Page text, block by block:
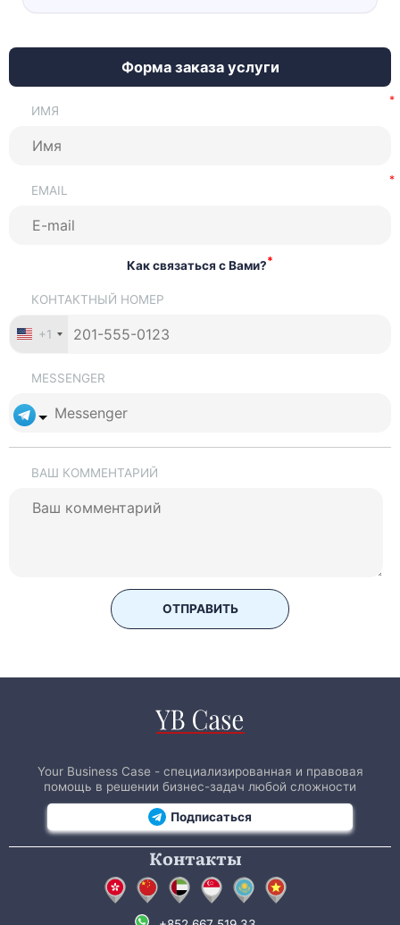
Форма заказа услуги
ИМЯ
EMAIL
Как связаться с Вами?*
КОНТАКТНЫЙ НОМЕР
+1
MESSENGER
ВАШ КОММЕНТАРИЙ
ОТПРАВИТЬ
Your Business Case - специализированная и правовая
помощь в решении бизнес-задач любой сложности
Подписаться
Контакты